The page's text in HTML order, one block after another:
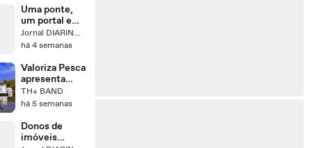
meninas
Uma ponte,
um portal e
um refúgio:
conheça a
espaço que
surpreende
em Itapema
Jornal DIARINHO
há 4 semanas
Valoriza Pesca
apresenta
resultados em
Santos
TH+ BAND
há 5 semanas
Donos de
imóveis